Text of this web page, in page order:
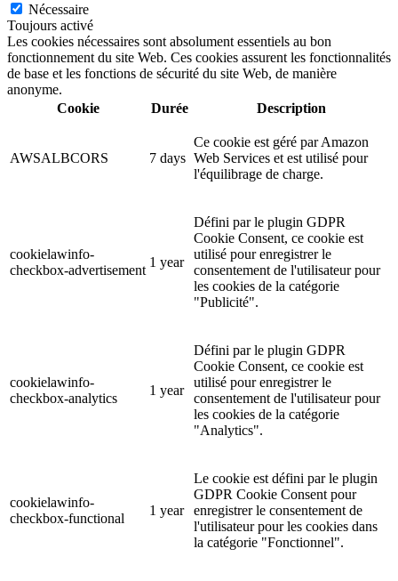
Nécessaire
Toujours activé
Les cookies nécessaires sont absolument essentiels au bon
fonctionnement du site Web. Ces cookies assurent les fonctionnalités
de base et les fonctions de sécurité du site Web, de manière
anonyme.
Cookie
Durée Description
AWSALBCORS 7 days
Ce cookie est géré par Amazon
Web Services et est utilisé pour
l'équilibrage de charge.
cookielawinfo-
checkbox-advertisement
1 year
Défini par le plugin GDPR
Cookie Consent, ce cookie est
utilisé pour enregistrer le
consentement de l'utilisateur pour
les cookies de la catégorie
"Publicité".
cookielawinfo-
checkbox-analytics
1 year
Défini par le plugin GDPR
Cookie Consent, ce cookie est
utilisé pour enregistrer le
consentement de l'utilisateur pour
les cookies de la catégorie
"Analytics".
cookielawinfo-
checkbox-functional
1 year
Le cookie est défini par le plugin
GDPR Cookie Consent pour
enregistrer le consentement de
l'utilisateur pour les cookies dans
la catégorie "Fonctionnel".